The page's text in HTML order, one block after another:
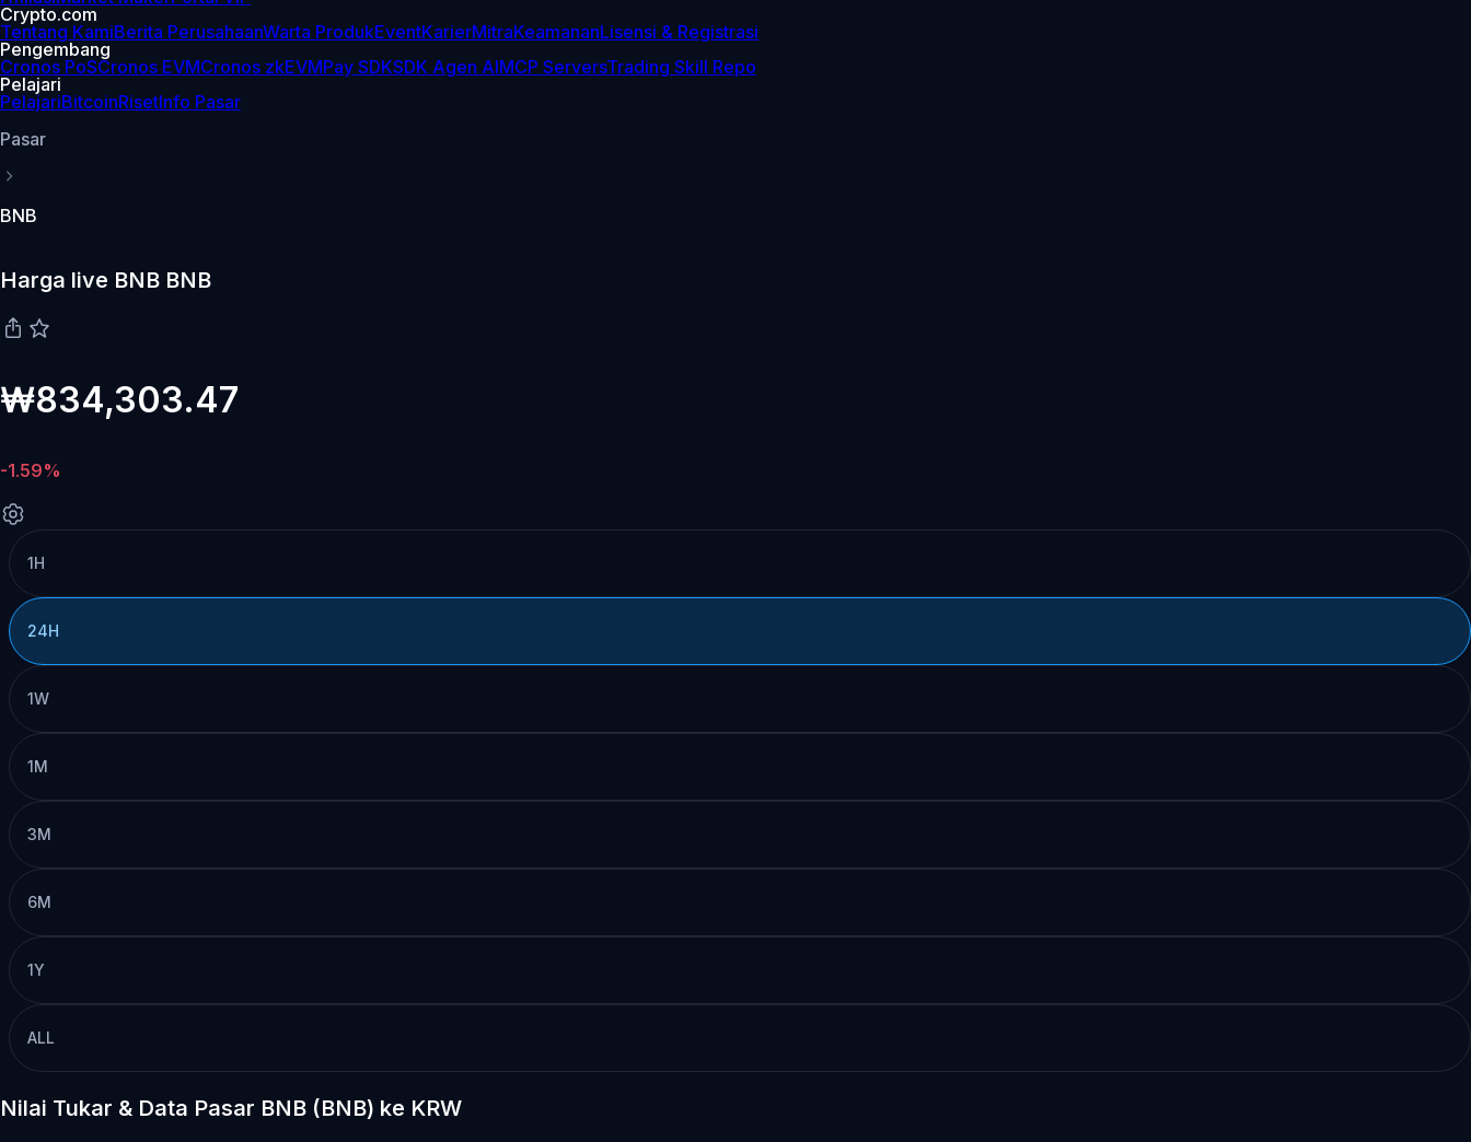
Crypto.com
Tentang KamiBerita PerusahaanWarta ProdukEventKarierMitraKeamananLisensi & Registrasi
Pengembang
Cronos PoSCronos EVMCronos zkEVMPay SDKSDK Agen AIMCP ServersTrading Skill Repo
Pelajari
PelajariBitcoinRisetInfo Pasar
Pasar
BNB
Harga live BNB BNB
₩834,303.47
-1.59%
1H
24H
1W
1M
3M
6M
1Y
ALL
Nilai Tukar & Data Pasar BNB (BNB) ke KRW